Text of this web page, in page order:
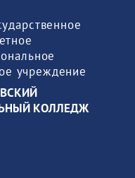
учреждение
КОЛЛЕДЖ